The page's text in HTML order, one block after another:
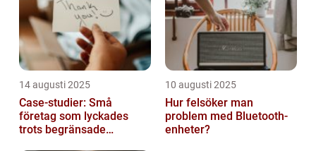
14 augusti 2025
Case-studier: Små
företag som lyckades
trots begränsade
10 augusti 2025
Hur felsöker man
problem med Bluetooth-
enheter?